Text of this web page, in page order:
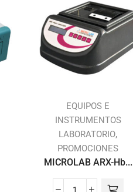
EQUIPOS E
INSTRUMENTOS
LABORATORIO,
PROMOCIONES
MICROLAB ARX-Hb...